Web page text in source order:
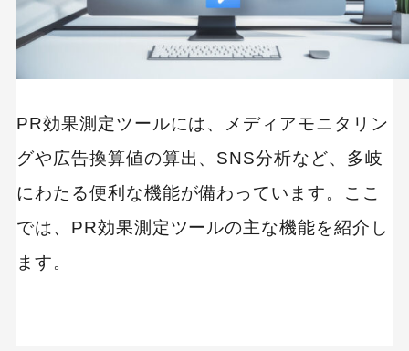
PR効果測定ツールには、メディアモニタリン
グや広告換算値の算出、SNS分析など、多岐
にわたる便利な機能が備わっています。ここ
では、PR効果測定ツールの主な機能を紹介し
ます。